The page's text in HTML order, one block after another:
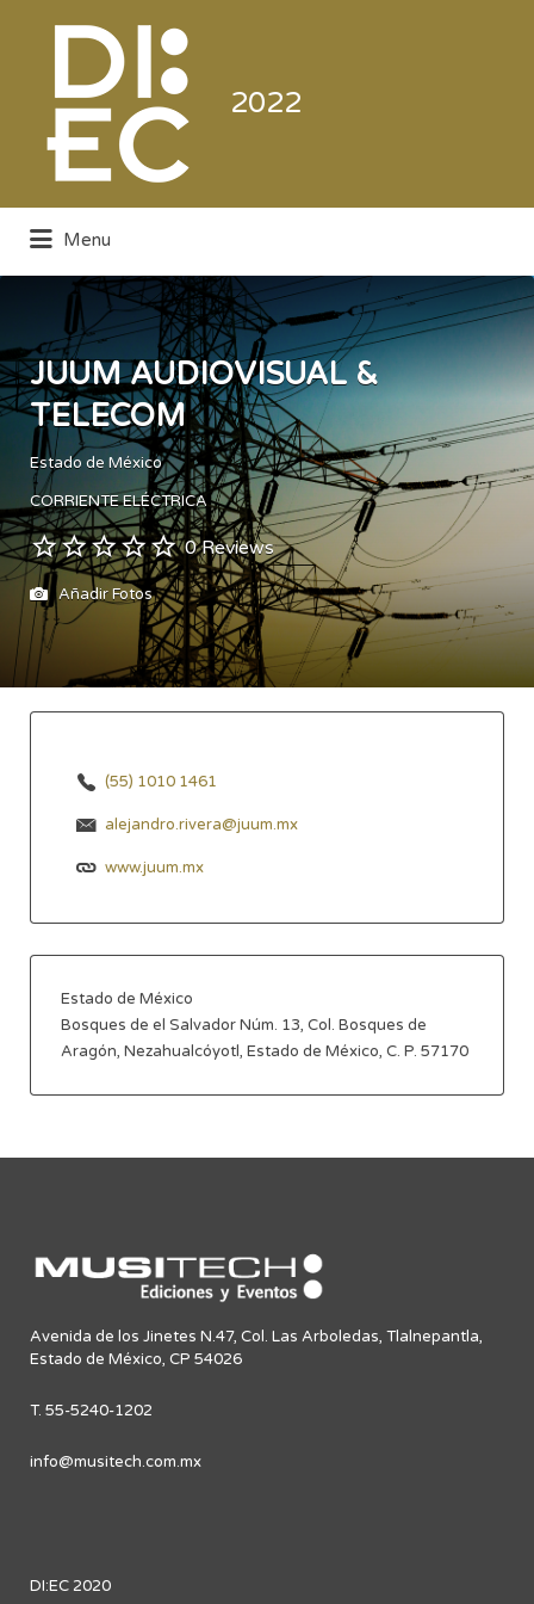
2022
Electrónica de Consumo y Comercial
Buscar
Menu
JUUM AUDIOVISUAL &
TELECOM
Estado de México
CORRIENTE ELÉCTRICA
0 Reviews
Añadir Fotos
(55) 1010 1461
alejandro.rivera@juum.mx
www.juum.mx
Estado de México
Bosques de el Salvador Núm. 13, Col. Bosques de
Aragón, Nezahualcóyotl, Estado de México, C. P. 57170
Avenida de los Jinetes N.47, Col. Las Arboledas, Tlalnepantla,
Estado de México, CP 54026
T. 55-5240-1202
info@musitech.com.mx
DI:EC 2020